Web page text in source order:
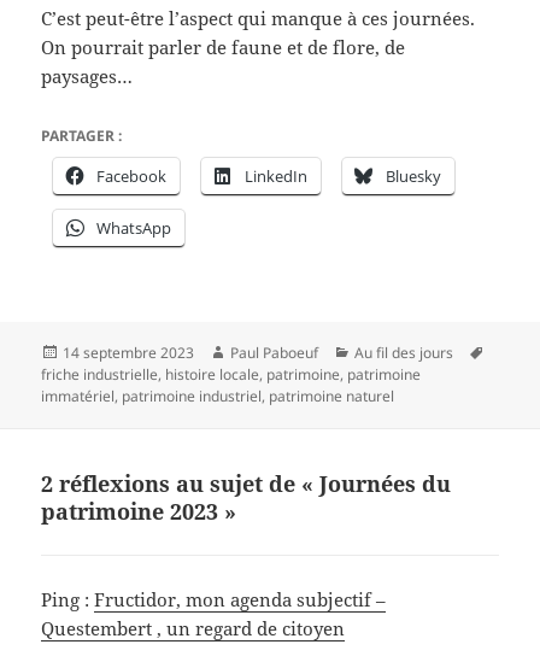
C’est peut-être l’aspect qui manque à ces journées.
On pourrait parler de faune et de flore, de
paysages…
PARTAGER :
Facebook LinkedIn Bluesky
WhatsApp
Publié
le
14 septembre 2023 Auteur
Paul Paboeuf Catégories
Au fil des jours
friche industrielle, histoire locale, patrimoine, patrimoine
immatériel, patrimoine industriel, patrimoine naturel
2 réflexions au sujet de « Journées du
patrimoine 2023 »
Ping :Fructidor, mon agenda subjectif –
Questembert , un regard de citoyen